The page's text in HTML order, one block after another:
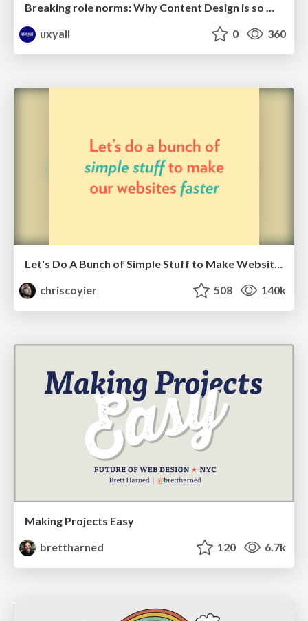
Breaking role norms: Why Content Design is so much more than writing copy - Taylor Woolridge
uxyall
0 360
Let's Do A Bunch of Simple Stuff to Make Websites Faster
chriscoyier
508 140k
Making Projects Easy
brettharned
120 6.7k